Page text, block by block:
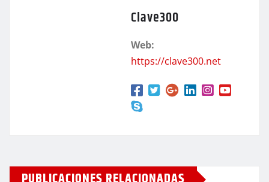
Clave300
Web:
https://clave300.net